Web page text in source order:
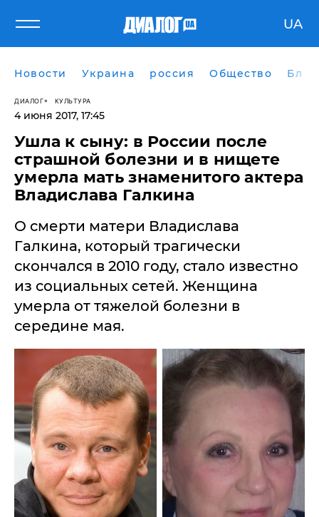
UA
Новости Украина россия Общество
ДИАЛОГ КУЛЬТУРА
4 июня 2017, 17:45
Ушла к сыну: в России после
страшной болезни и в нищете
умерла мать знаменитого актера
Владислава Галкина
О смерти матери Владислава
Галкина, который трагически
скончался в 2010 году, стало известно
из социальных сетей. Женщина
умерла от тяжелой болезни в
середине мая.